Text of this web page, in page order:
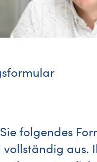
folgendes
vollständig aus.